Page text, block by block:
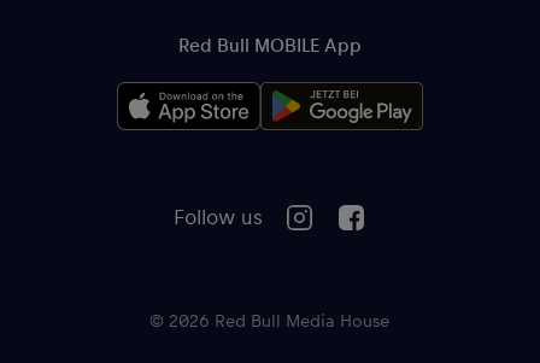
Follow us
Red Bull MOBILE App
© 2026 Red Bull Media House